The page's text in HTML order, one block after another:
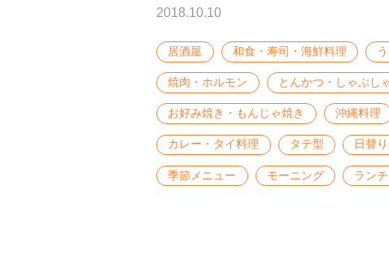
2018.10.10
居酒屋 和食・寿司・海鮮料理
焼肉・ホルモン とんかつ・しゃぶし
お好み焼き・もんじゃ焼き 沖縄料理
カレー・タイ料理 タテ型 日替
季節メニュー モーニング ランチ